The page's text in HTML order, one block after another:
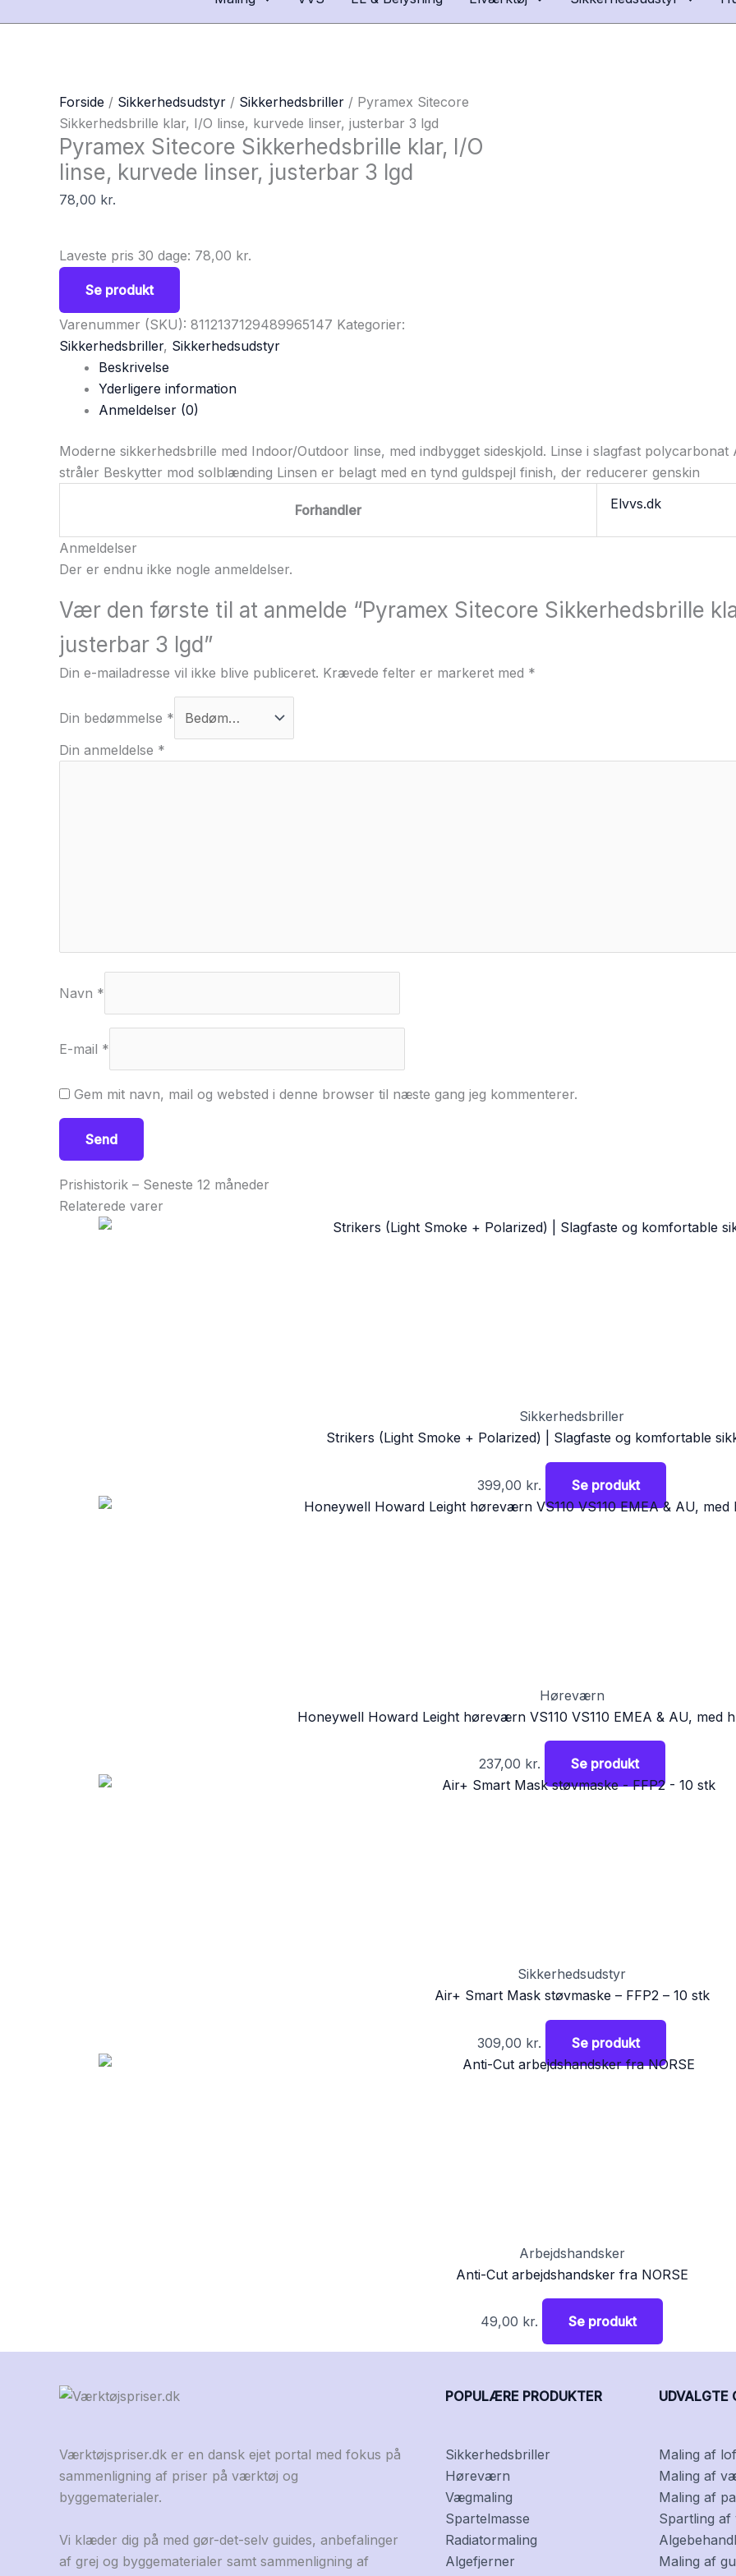
Forside / Sikkerhedsudstyr / Sikkerhedsbriller / Pyramex Sitecore
Sikkerhedsbrille klar, I/O linse, kurvede linser, justerbar 3 lgd
Pyramex Sitecore Sikkerhedsbrille klar, I/O
linse, kurvede linser, justerbar 3 lgd
78,00 kr.
Laveste pris 30 dage: 78,00 kr.
Se produkt
Varenummer (SKU): 8112137129489965147 Kategorier:
Sikkerhedsbriller, Sikkerhedsudstyr
Beskrivelse
Yderligere information
Anmeldelser (0)
Moderne sikkerhedsbrille med Indoor/Outdoor linse, med indbygget sideskjold. Linse i slagfast
stråler Beskytter mod solblænding Linsen er belagt med en tynd guldspejl finish, der reducerer genskin
Forhandler Elvvs.dk
Anmeldelser
Der er endnu ikke nogle anmeldelser.
Vær den første til at anmelde “Pyramex Sitecore Sikkerhedsbrille
justerbar 3 lgd”
Din e-mailadresse vil ikke blive publiceret. Krævede felter er markeret med *
Din bedømmelse *
Din anmeldelse *
Navn *
E-mail *
Gem mit navn, mail og websted i denne browser til næste gang jeg kommenterer.
Prishistorik – Seneste 12 måneder
Relaterede varer
Sikkerhedsbriller
Strikers (Light Smoke + Polarized) | Slagfaste og komfortable
399,00 kr. Se produkt
Høreværn
Honeywell Howard Leight høreværn VS110 VS110 EMEA & AU, med
237,00 kr. Se produkt
Sikkerhedsudstyr
Air+ Smart Mask støvmaske – FFP2 – 10 stk
309,00 kr. Se produkt
Arbejdshandsker
Anti-Cut arbejdshandsker fra NORSE
49,00 kr. Se produkt
Værktøjspriser.dk er en dansk ejet portal med fokus på
sammenligning af priser på værktøj og
byggematerialer.
Vi klæder dig på med gør-det-selv guides, anbefalinger
af grej og byggematerialer samt sammenligning af
POPULÆRE PRODUKTER
Sikkerhedsbriller
Høreværn
Vægmaling
Spartelmasse
Radiatormaling
Algefjerner
UDVALGTE
Maling af
Maling af
Maling af
Spartling af
Maling af